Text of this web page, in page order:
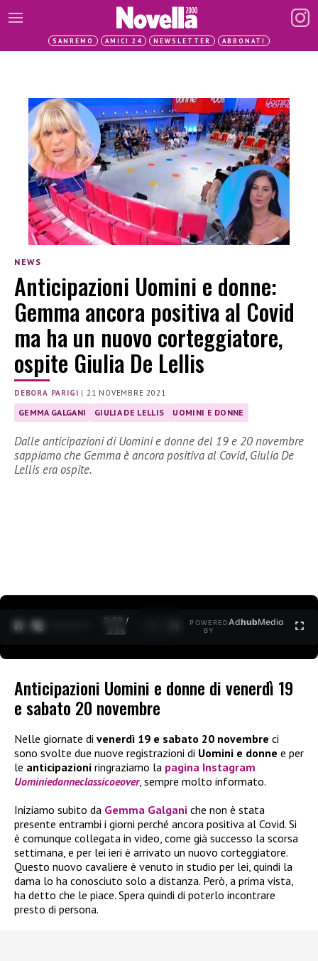
SANREMO AMICI 24 NEWSLETTER ABBONATI
NEWS
Anticipazioni Uomini e donne:
Gemma ancora positiva al Covid
ma ha un nuovo corteggiatore,
ospite Giulia De Lellis
DEBORA PARIGI | 21 NOVEMBRE 2021
GEMMA GALGANI GIULIA DE LELLIS UOMINI E DONNE
Dalle anticipazioni di Uomini e donne del 19 e 20 novembre
sappiamo che Gemma è ancora positiva al Covid, Giulia De
Lellis era ospite.
0:30 /
3:35
POWERED
BY
AdhubMedia
Anticipazioni Uomini e donne di venerdì 19
e sabato 20 novembre
Nelle giornate di venerdì 19 e sabato 20 novembre ci
sono svolte due nuove registrazioni di Uomini e donne e per
le anticipazioni ringraziamo la pagina Instagram
Uominiedonneclassicoeover, sempre molto informato.
Iniziamo subito da Gemma Galgani che non è stata
presente entrambi i giorni perché ancora positiva al Covid. Si
è comunque collegata in video, come già successo la scorsa
settimana, e per lei ieri è arrivato un nuovo corteggiatore.
Questo nuovo cavaliere è venuto in studio per lei, quindi la
dama lo ha conosciuto solo a distanza. Però, a prima vista,
ha detto che le piace. Spera quindi di poterlo incontrare
presto di persona.